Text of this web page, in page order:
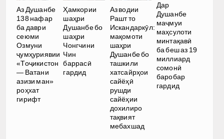
Аз Душанбе
138 нафар
ба даври
сеюми
Озмуни
ҷумҳуриявии
«Тоҷикистон
— Ватани
азизи ман»
роҳхат
гирифт
Ҳамкории
шаҳри
Душанбе бо
шаҳри
Чонгчини
Чин
баррасӣ
гардид
Аз водии
Рашт то
Искандаркӯл:
мақомоти
шаҳри
Душанбе бо
ташкили
хатсайрҳои
сайёҳӣ
рушди
сайёҳии
дохилиро
тақвият
мебахшад
Дар
Душанбе
маҷмуи
маҳсулоти
минтақавӣ
ба беш аз 19
миллиард
сомонӣ
баробар
гардид